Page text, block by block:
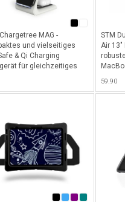
MAG -
und vielseitiges
& Qi Charging
für gleichzeitiges
STM
Air 13"
59.90